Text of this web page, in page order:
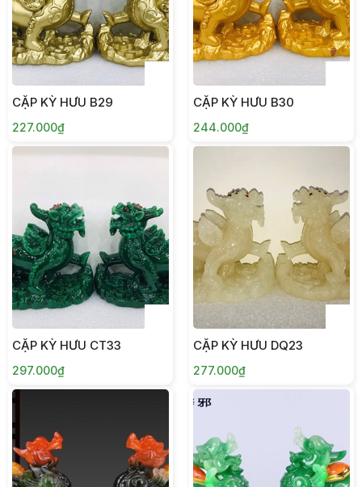
CẶP KỲ HƯU B29
227.000₫
CẶP KỲ HƯU B30
244.000₫
CẶP KỲ HƯU CT33
297.000₫
CẶP KỲ HƯU DQ23
277.000₫